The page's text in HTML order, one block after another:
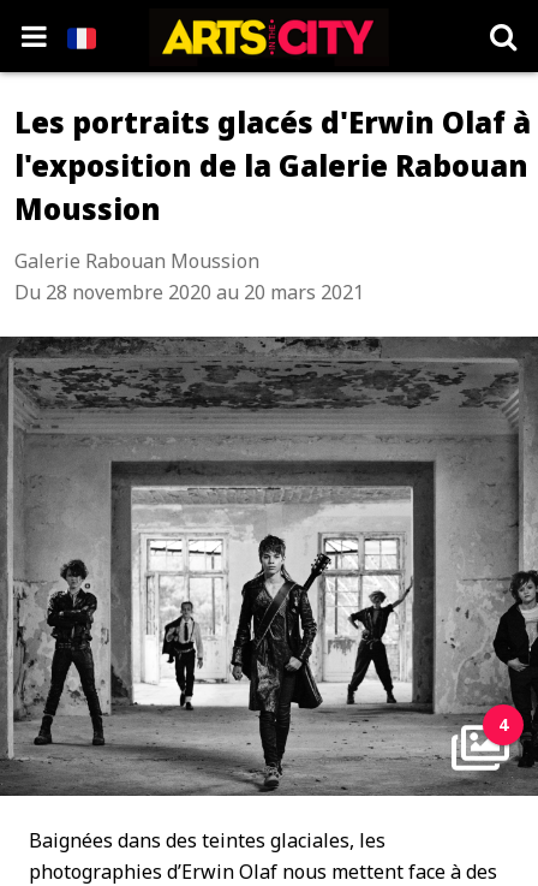
Les portraits glacés d'Erwin Olaf à
l'exposition de la Galerie Rabouan
Moussion
Galerie Rabouan Moussion
Du 28 novembre 2020 au 20 mars 2021
4
Baignées dans des teintes glaciales, les
photographies d’Erwin Olaf nous mettent face à des